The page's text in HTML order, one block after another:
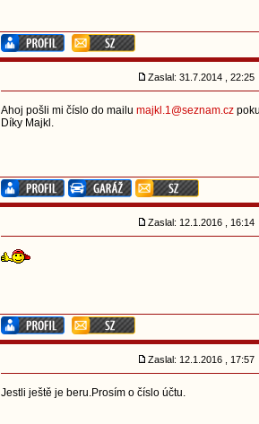
Zaslal: 31.7.2014 , 22:25
Ahoj pošli mi číslo do mailu majkl.1@seznam.cz
Díky Majkl.
Zaslal: 12.1.2016 , 16:14
Zaslal: 12.1.2016 , 17:57
Jestli ještě je beru.Prosím o číslo účtu.